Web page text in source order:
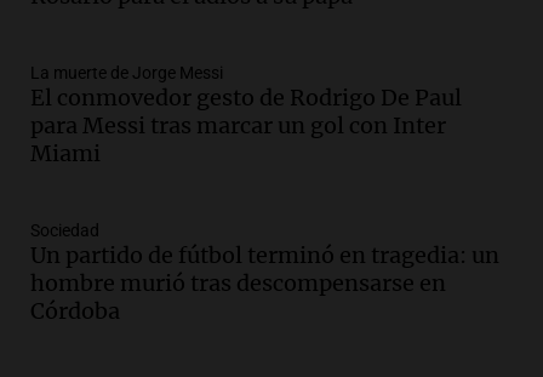
Episodios
Audio.Ley de Propiedad Privada: el revés
en el Congreso expuso una debilidad
comunicacional del Gobierno
Episodios
Audio.Casabindo se prepara para una
celebración única: 30.000 turistas y el
tradicional Toreo de la Vincha
La muerte de Jorge Messi
El conmovedor gesto de Rodrigo De Paul
para Messi tras marcar un gol con Inter
Miami
Sociedad
Un partido de fútbol terminó en tragedia: un
hombre murió tras descompensarse en
Córdoba